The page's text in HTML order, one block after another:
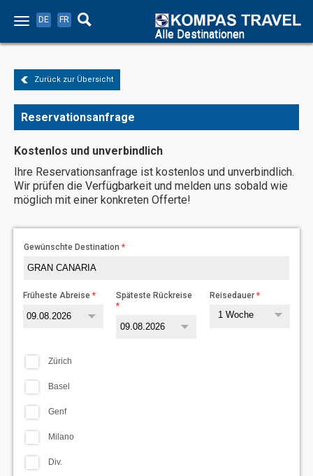
DE FR
Alle Destinationen
Zurück zur Übersicht
Reservationsanfrage
Kostenlos und unverbindlich
Ihre Reservationsanfrage ist kostenlos und unverbindlich.
Wir prüfen die Verfügbarkeit und melden uns sobald wie
möglich mit einer konkreten Offerte!
Gewünschte Destination
Früheste Abreise Späteste Rückreise Reisedauer
1 Woche
Zürich
Basel
Genf
Milano
Div.